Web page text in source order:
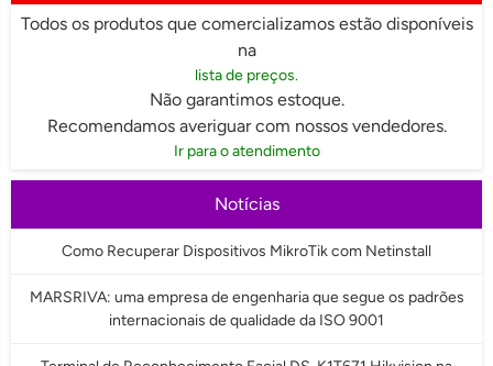
Todos os produtos que comercializamos estão disponíveis
na
lista de preços.
Não garantimos estoque.
Recomendamos averiguar com nossos vendedores.
Ir para o atendimento
Notícias
Como Recuperar Dispositivos MikroTik com Netinstall
MARSRIVA: uma empresa de engenharia que segue os padrões
internacionais de qualidade da ISO 9001